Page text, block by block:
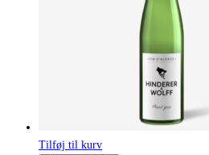
Tilføj til kurv